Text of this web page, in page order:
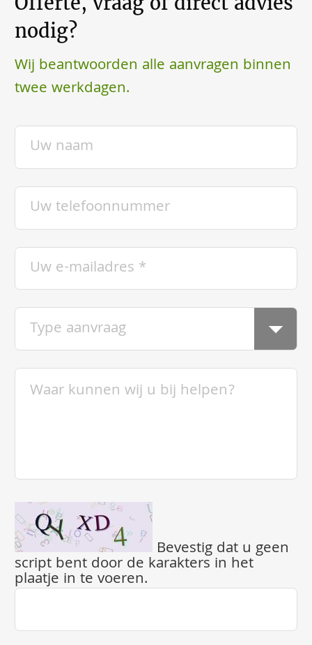
nodig?
Wij beantwoorden alle aanvragen binnen
twee werkdagen.
Bevestig dat u geen
script bent door de karakters in het
plaatje in te voeren.